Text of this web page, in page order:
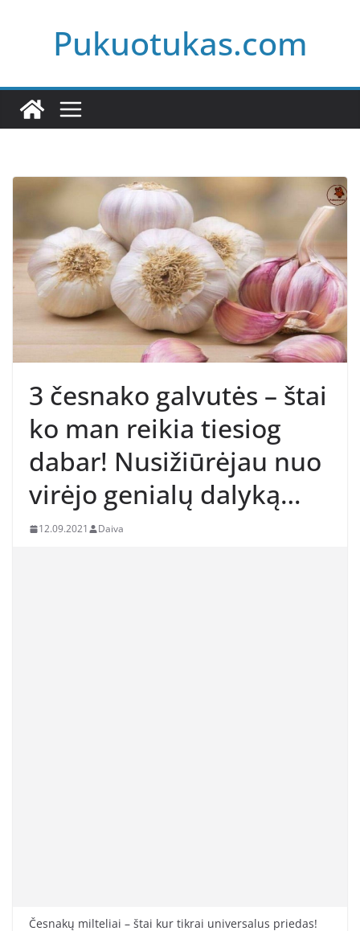
Pukuotukas.com
3 česnako galvutės – štai
ko man reikia tiesiog
dabar! Nusižiūrėjau nuo
virėjo genialų dalyką…
12.09.2021 Daiva
Česnakų milteliai – štai kur tikrai universalus priedas!